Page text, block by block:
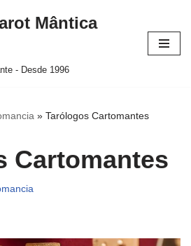
Mântica
- Desde 1996
» Tarólogos Cartomantes
Cartomantes